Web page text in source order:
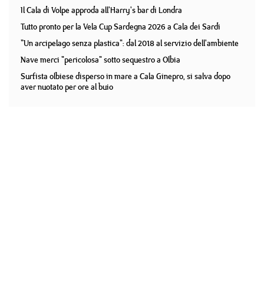
Il Cala di Volpe approda all'Harry's bar di Londra
Tutto pronto per la Vela Cup Sardegna 2026 a Cala dei Sardi
"Un arcipelago senza plastica": dal 2018 al servizio dell'ambiente
Nave merci "pericolosa" sotto sequestro a Olbia
Surfista olbiese disperso in mare a Cala Ginepro, si salva dopo
aver nuotato per ore al buio